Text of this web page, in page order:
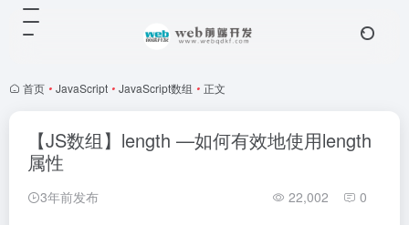
首页 • JavaScript • JavaScript数组 • 正文
【JS数组】length —如何有效地使用length
属性
3年前发布 22,002 0